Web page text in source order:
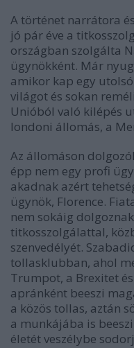
A történet narrátora
jó pár éve a
országban szolgálta
ügynökként. Már
amikor kap egy
világot és sokan
Unióból való kilépés
londoni állomás, a
Az állomáson
épp nem egy profi
akadnak azért
ügynök, Florence.
nem sokáig
titkosszolgálattal,
szenvedélyét.
tollasklubban, ahol
Trumpot, a Brexitet
apránként beeszi
a közös tollas, aztán
a munkájába is
életét veszélybe